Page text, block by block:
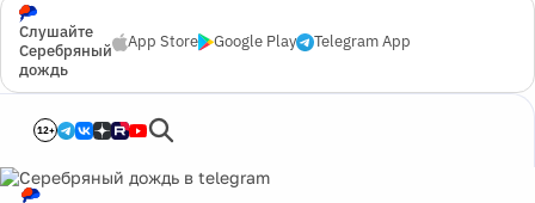
Слушайте
Серебряный
дождь
App Store Google Play Telegram App
12+